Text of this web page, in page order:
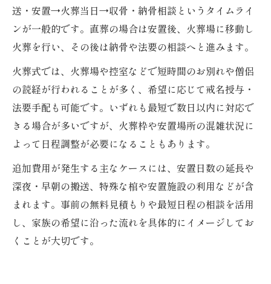
送・安置→火葬当日→収骨・納骨相談というタイムライ
ンが一般的です。直葬の場合は安置後、火葬場に移動し
火葬を行い、その後は納骨や法要の相談へと進みます。
火葬式では、火葬場や控室などで短時間のお別れや僧侶
の読経が行われることが多く、希望に応じて戒名授与・
法要手配も可能です。いずれも最短で数日以内に対応で
きる場合が多いですが、火葬枠や安置場所の混雑状況に
よって日程調整が必要になることもあります。
追加費用が発生する主なケースには、安置日数の延長や
深夜・早朝の搬送、特殊な棺や安置施設の利用などが含
まれます。事前の無料見積もりや最短日程の相談を活用
し、家族の希望に沿った流れを具体的にイメージしてお
くことが大切です。